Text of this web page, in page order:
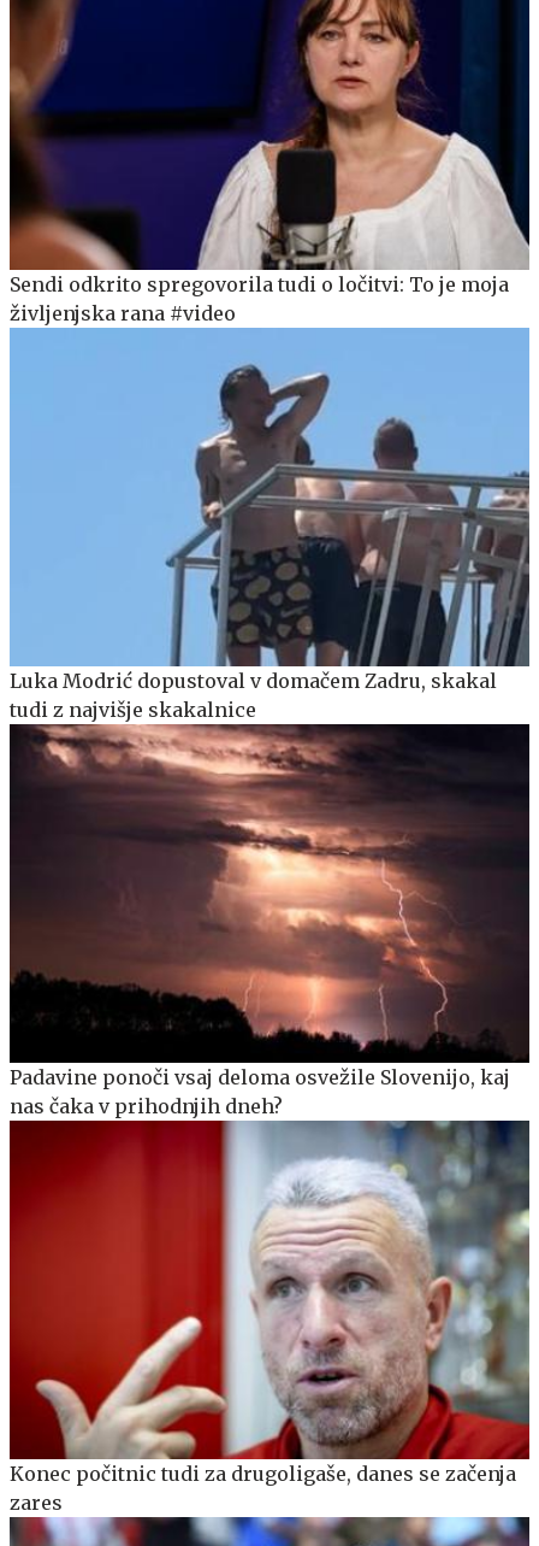
Sendi odkrito spregovorila tudi o ločitvi: To je moja
življenjska rana #video
Luka Modrić dopustoval v domačem Zadru, skakal
tudi z najvišje skakalnice
Padavine ponoči vsaj deloma osvežile Slovenijo, kaj
nas čaka v prihodnjih dneh?
Konec počitnic tudi za drugoligaše, danes se začenja
zares